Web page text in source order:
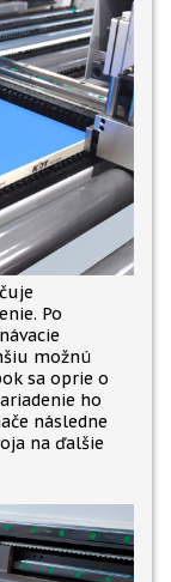
Po
možnú
sa oprie o
ho
následne
na ďalšie